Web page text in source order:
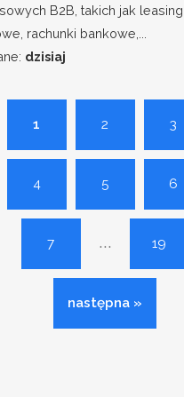
B2B, takich jak
rachunki bankowe,...
dzisiaj
1 2 3
4 5 6
7 ... 19
następna »